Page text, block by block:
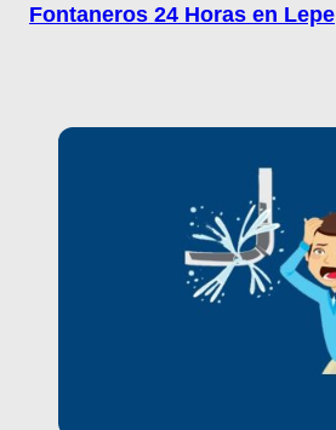
Fontaneros 24 Horas en Lepe